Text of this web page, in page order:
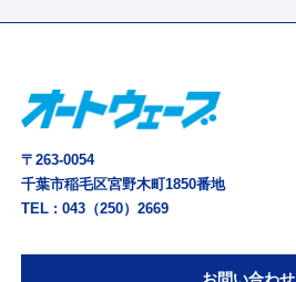
〒263-0054
千葉市稲毛区宮野木町1850番地
TEL :043（250）2669